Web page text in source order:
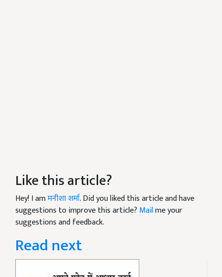
Like this article?
Hey! I amमनीशा शर्मा. Did you liked this article and have
suggestions to improve this article? Mailme your
suggestions and feedback.
Read next